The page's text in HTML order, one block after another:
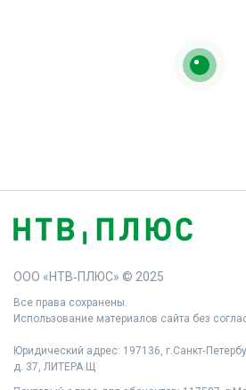
ООО «НТВ‑ПЛЮС» © 2025
Все права сохранены.
Использование материалов сайта без
Юридический адрес: 197136,
д. 37, ЛИТЕРА Щ